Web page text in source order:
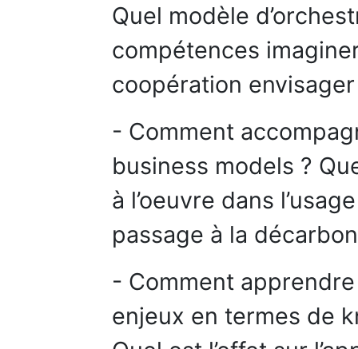
Quel modèle
compétences
coopération
- Comment
business models ?
à l’oeuvre dans
passage à la
- Comment
enjeux en termes de